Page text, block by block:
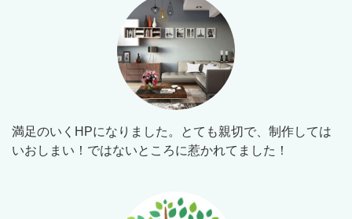
満足のいくHPになりました。とても親切で、制作しては
いおしまい！ではないところに惹かれてました！